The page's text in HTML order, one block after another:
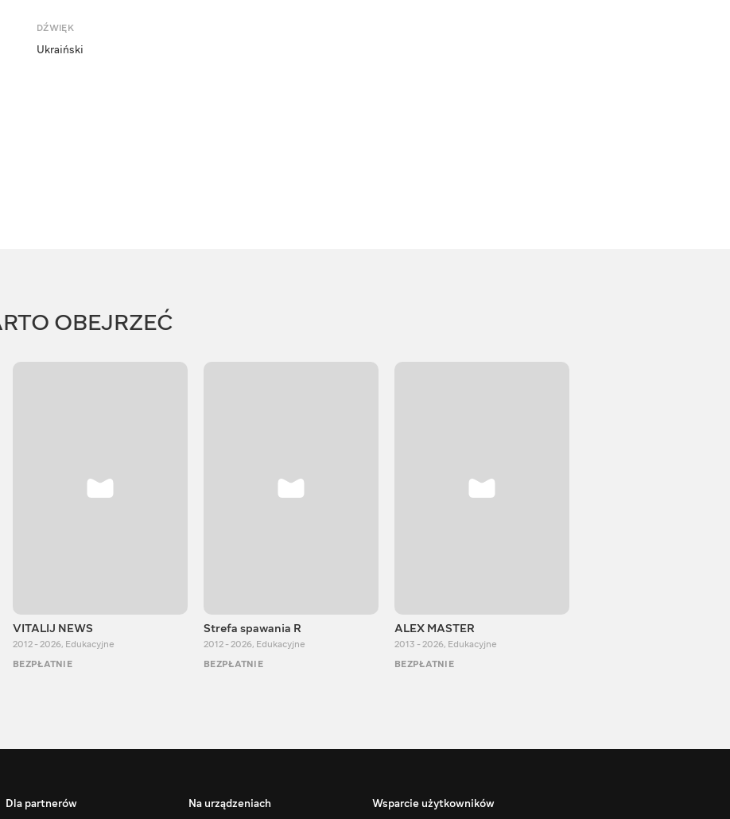
DŹWIĘK
Ukraiński
OBEJRZEĆ
VITALIJ NEWS
2012 - 2026, Edukacyjne
BEZPŁATNIE
Strefa spawania R
2012 - 2026, Edukacyjne
BEZPŁATNIE
ALEX MASTER
2013 - 2026, Edukacyjne
BEZPŁATNIE
Dla partnerów Na urządzeniach Wsparcie użytkowników